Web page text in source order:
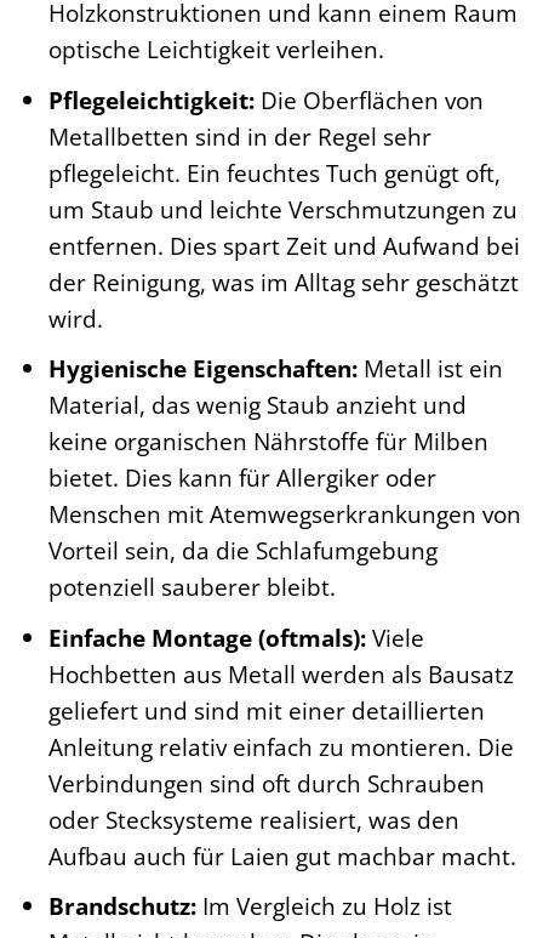
Holzkonstruktionen und kann einem Raum
optische Leichtigkeit verleihen.
Pflegeleichtigkeit: Die Oberflächen von
Metallbetten sind in der Regel sehr
pflegeleicht. Ein feuchtes Tuch genügt oft,
um Staub und leichte Verschmutzungen zu
entfernen. Dies spart Zeit und Aufwand bei
der Reinigung, was im Alltag sehr geschätzt
wird.
Hygienische Eigenschaften: Metall ist ein
Material, das wenig Staub anzieht und
keine organischen Nährstoffe für Milben
bietet. Dies kann für Allergiker oder
Menschen mit Atemwegserkrankungen von
Vorteil sein, da die Schlafumgebung
potenziell sauberer bleibt.
Einfache Montage (oftmals):Viele
Hochbetten aus Metall werden als Bausatz
geliefert und sind mit einer detaillierten
Anleitung relativ einfach zu montieren. Die
Verbindungen sind oft durch Schrauben
oder Stecksysteme realisiert, was den
Aufbau auch für Laien gut machbar macht.
Brandschutz: Im Vergleich zu Holz ist